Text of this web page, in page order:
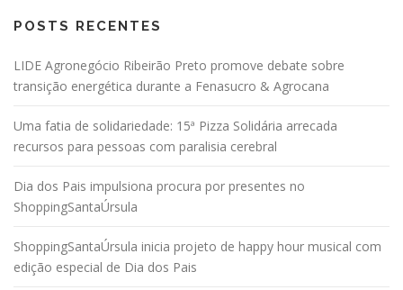
POSTS RECENTES
LIDE Agronegócio Ribeirão Preto promove debate sobre
transição energética durante a Fenasucro & Agrocana
Uma fatia de solidariedade: 15ª Pizza Solidária arrecada
recursos para pessoas com paralisia cerebral
Dia dos Pais impulsiona procura por presentes no
ShoppingSantaÚrsula
ShoppingSantaÚrsula inicia projeto de happy hour musical com
edição especial de Dia dos Pais